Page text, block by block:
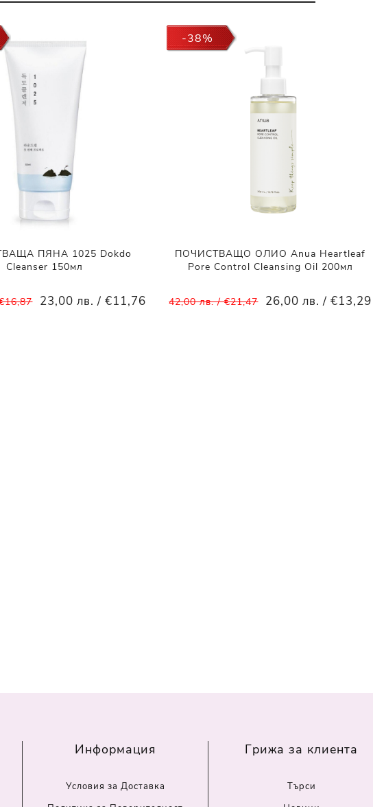
ПЯНА 1025 Dokdo
Cleanser 150мл
23,00 лв. / €11,76
-38%
ПОЧИСТВАЩО ОЛИО Anua Heartleaf
Pore Control Cleansing Oil 200мл
42,00 лв. / €21,47 26,00 лв. / €13,29
Информация
Условия за Доставка
Грижа за клиента
Търси